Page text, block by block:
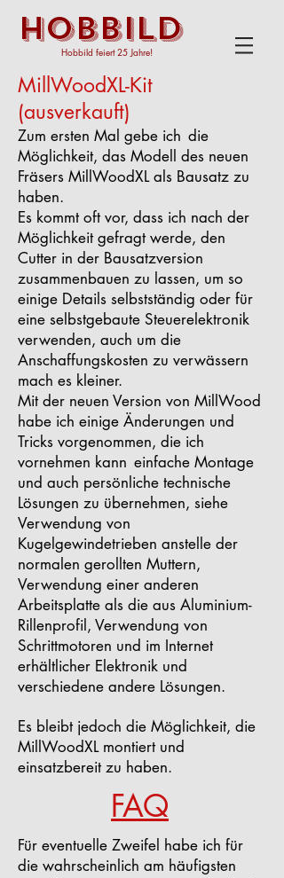
HOBBILD
Hobbild feiert 25 Jahre!
MillWoodXL-Kit
(ausverkauft)
Zum ersten Mal gebe ich die
Möglichkeit, das Modell des neuen
Fräsers MillWoodXL als Bausatz zu
haben.
Es kommt oft vor, dass ich nach der
Möglichkeit gefragt werde, den
Cutter in der Bausatzversion
zusammenbauen zu lassen, um so
einige Details selbstständig oder für
eine selbstgebaute Steuerelektronik
verwenden, auch um die
Anschaffungskosten zu verwässern
mach es kleiner.
Mit der neuen Version von MillWood
habe ich einige Änderungen und
Tricks vorgenommen, die ich
vornehmen kann einfache Montage
und auch persönliche technische
Lösungen zu übernehmen, siehe
Verwendung von
Kugelgewindetrieben anstelle der
normalen gerollten Muttern,
Verwendung einer anderen
Arbeitsplatte als die aus Aluminium-
Rillenprofil, Verwendung von
Schrittmotoren und im Internet
erhältlicher Elektronik und
verschiedene andere Lösungen.
Es bleibt jedoch die Möglichkeit, die
MillWoodXL montiert und
einsatzbereit zu haben.
FAQ
Für eventuelle Zweifel habe ich für
die wahrscheinlich am häufigsten